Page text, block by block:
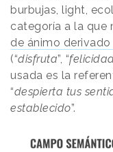
burbujas, light,
categoría a la que
de ánimo
(“disfruta”, “
usada es la
“despierta tus
establecido”.